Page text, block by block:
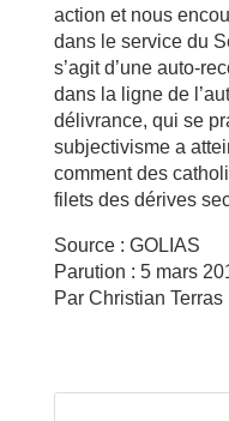
action et nous
dans le service du
s’agit d’une auto-
dans la ligne de
délivrance, qui se
subjectivisme a
comment des
filets des dérives
Source : GOLIAS
Parution : 5 mars
Par Christian Terras